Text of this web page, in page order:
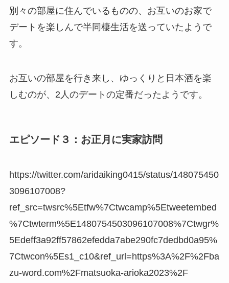
別々の部屋に住んでいるものの、お互いのお家で
デートを楽しんで半同棲生活を送っていたようで
す。
お互いの部屋を行き来し、ゆっくりと日本酒を楽
しむのが、2人のデートの定番だったようです。
エピソード３：お正月に実家訪問
https://twitter.com/aridaiking0415/status/148075450
3096107008?
ref_src=twsrc%5Etfw%7Ctwcamp%5Etweetembed
%7Ctwterm%5E1480754503096107008%7Ctwgr%
5Edeff3a92ff57862efedda7abe290fc7dedbd0a95%
7Ctwcon%5Es1_c10&ref_url=https%3A%2F%2Fba
zu-word.com%2Fmatsuoka-arioka2023%2F